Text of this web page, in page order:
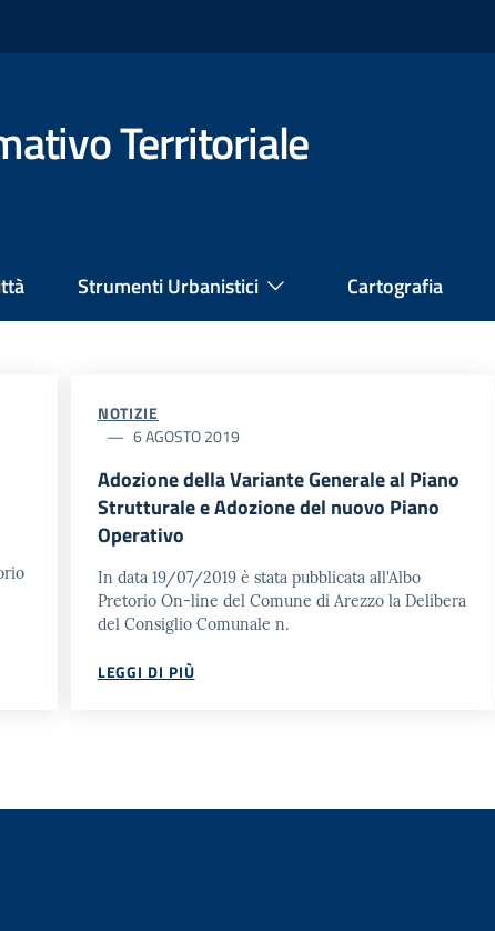
Territoriale
Strumenti Urbanistici Cartografia
NOTIZIE
6 AGOSTO 2019
Adozione della Variante Generale al Piano
Strutturale e Adozione del nuovo Piano
Operativo
In data 19/07/2019 è stata pubblicata all'Albo
Pretorio On-line del Comune di Arezzo la Delibera
del Consiglio Comunale n.
LEGGI DI PIÙ